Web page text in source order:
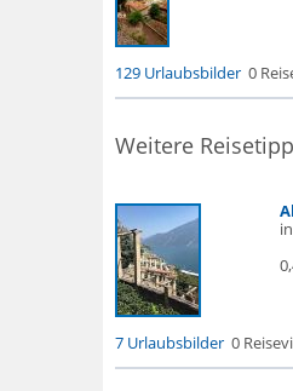
129 Urlaubsbilder 0
Weitere
7 Urlaubsbilder 0